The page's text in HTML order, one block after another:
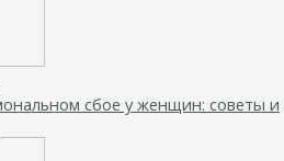
сбое у женщин: советы и